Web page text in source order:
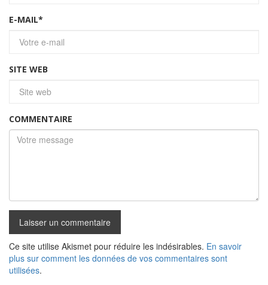
E-MAIL*
SITE WEB
COMMENTAIRE
Ce site utilise Akismet pour réduire les indésirables. En savoir
plus sur comment les données de vos commentaires sont
utilisées.